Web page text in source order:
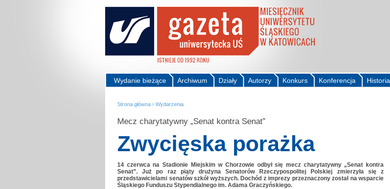
Historia
Konferencja
Konkurs
Autorzy
Działy
Archiwum
Wydanie bieżące
Strona główna › Wydarzenia
Mecz charytatywny „Senat kontra Senat”
Zwycięska porażka
14 czerwca na Stadionie Miejskim w Chorzowie odbył się mecz charytatywny „Senat kontra
Senat”. Już po raz piąty drużyna Senatorów Rzeczypospolitej Polskiej zmierzyła się z
przedstawicielami senatów szkół wyższych. Dochód z imprezy przeznaczony został na wsparcie
Śląskiego Funduszu Stypendialnego im. Adama Graczyńskiego.